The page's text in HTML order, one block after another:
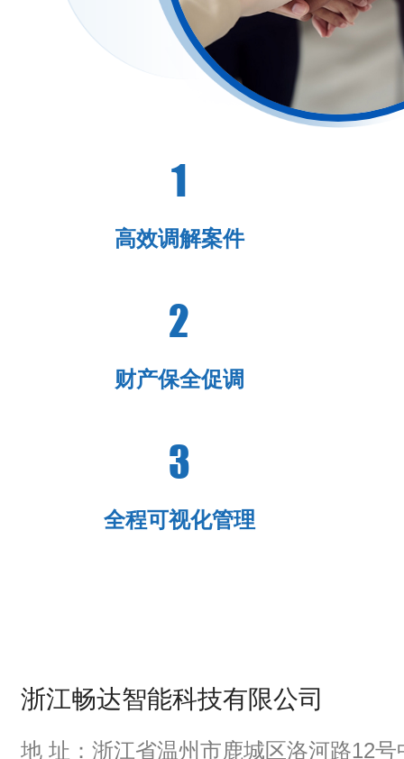
1
高效调解案件
2
财产保全促调
3
全程可视化管理
浙江畅达智能科技有限公司
地 址：浙江省温州市鹿城区洛河路12号